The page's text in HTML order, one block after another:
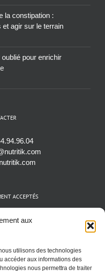
aux
utilisons des technologies
accéder aux informations des
nous permettra de traiter
la constipation :
agir sur le terrain
pour enrichir
ACCEPTÉS
et AMEX)
(BTC)